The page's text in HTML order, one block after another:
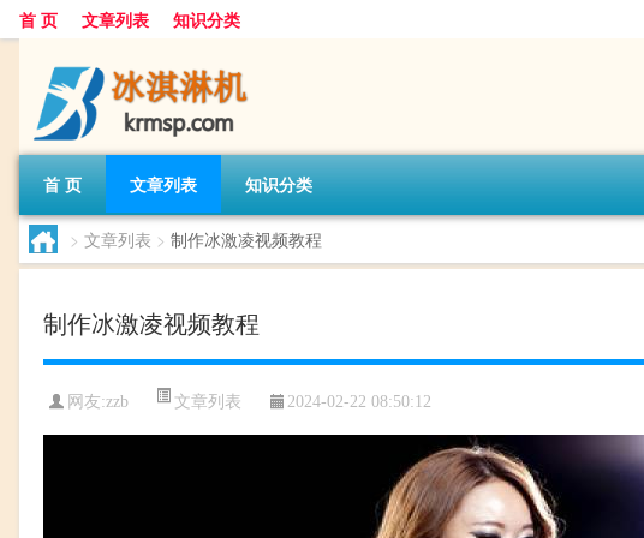
首 页 文章列表 知识分类
首 页 文章列表 知识分类
> 文章列表 > 制作冰激凌视频教程
制作冰激凌视频教程
网友:zzb 文章列表 2024-02-22 08:50:12